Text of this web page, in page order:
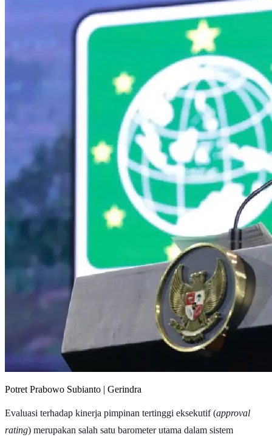
Potret Prabowo Subianto | Gerindra
Evaluasi terhadap kinerja pimpinan tertinggi eksekutif (approval
rating) merupakan salah satu barometer utama dalam sistem